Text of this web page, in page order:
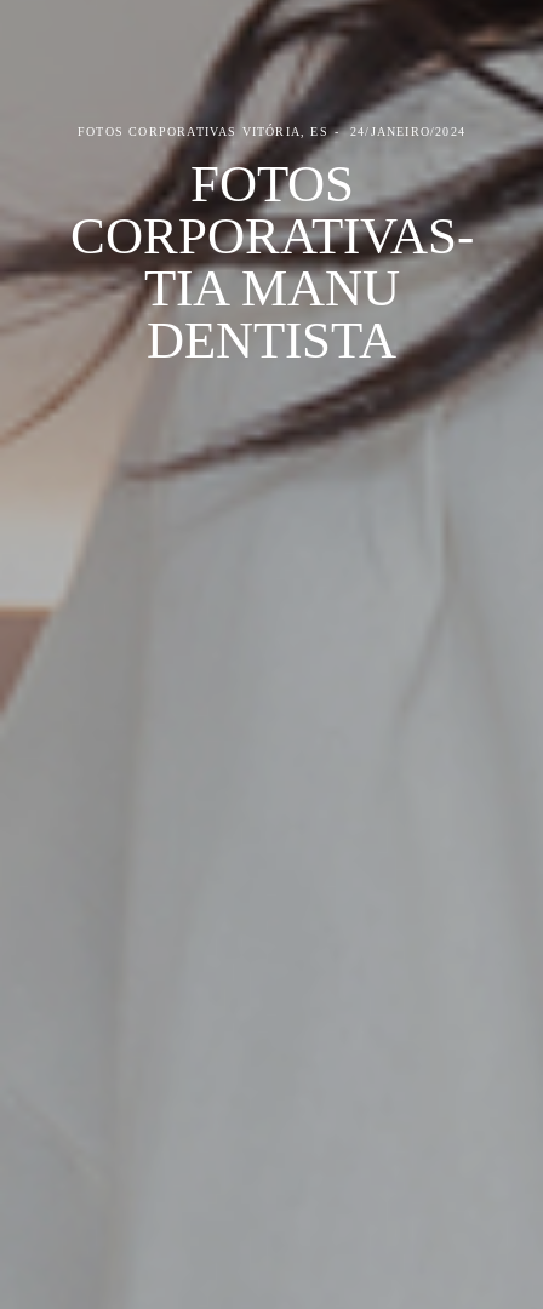
FOTOS CORPORATIVAS VITÓRIA, ES 24/JANEIRO/2024
FOTOS
CORPORATIVAS-
TIA MANU
DENTISTA